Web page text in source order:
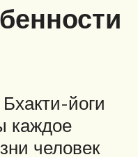
йоги
каждое
человек